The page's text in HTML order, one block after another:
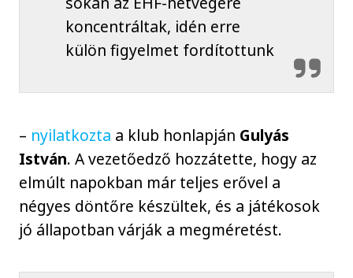
koncentráltak, idén erre
külön figyelmet fordítottunk
– nyilatkozta a klub honlapján Gulyás
István. A vezetőedző hozzátette, hogy az
elmúlt napokban már teljes erővel a
négyes döntőre készültek, és a játékosok
jó állapotban várják a megméretést.